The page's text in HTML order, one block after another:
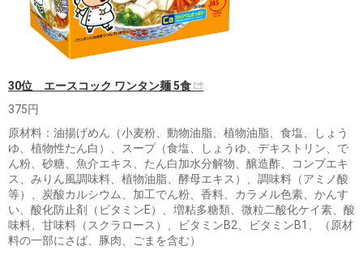
30位 エースコック ワンタン麺 5食
375円
原材料：油揚げめん（小麦粉、動物油脂、植物油脂、食塩、しょう
ゆ、植物性たん白）、スープ（食塩、しょうゆ、デキストリン、で
ん粉、砂糖、魚介エキス、たん白加水分解物、醸造酢、コンブエキ
ス、みりん風調味料、植物油脂、酵母エキス）、調味料（アミノ酸
等）、炭酸カルシウム、加工でん粉、香料、カラメル色素、かんす
い、酸化防止剤（ビタミンE）、増粘多糖類、微粒二酸化ケイ素、酸
味料、甘味料（スクラロース）、ビタミンB2、ビタミンB1、（原材
料の一部にさば、豚肉、ごまを含む）